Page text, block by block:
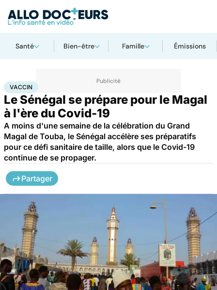
Santé Bien-être Famille Émissions
AccueilSanté
VACCIN
Le Sénégal se prépare pour le Magal
à l'ère du Covid-19
A moins d'une semaine de la célébration du Grand
Magal de Touba, le Sénégal accélère ses préparatifs
pour ce défi sanitaire de taille, alors que le Covid-19
continue de se propager.
Partager